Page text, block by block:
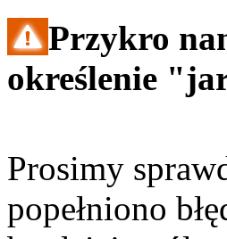
Przykro
określenie
Prosimy
popełniono